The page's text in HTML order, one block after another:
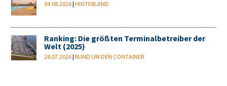
04.08.2026 |HINTERLAND
Ranking: Die größten Terminalbetreiber der
Welt (2025)
28.07.2026 |RUND UM DEN CONTAINER